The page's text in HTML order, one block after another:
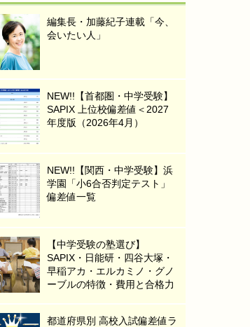
編集長・加藤紀子連載「今、
会いたい人」
NEW!!【首都圏・中学受験】
SAPIX 上位校偏差値＜2027
年度版（2026年4月）
NEW!!【関西・中学受験】浜
学園「小6合否判定テスト」
偏差値一覧
【中学受験の塾選び】
SAPIX・日能研・四谷大塚・
早稲アカ・エルカミノ・グノ
ーブルの特徴・費用と合格力
都道府県別 高校入試偏差値ラ